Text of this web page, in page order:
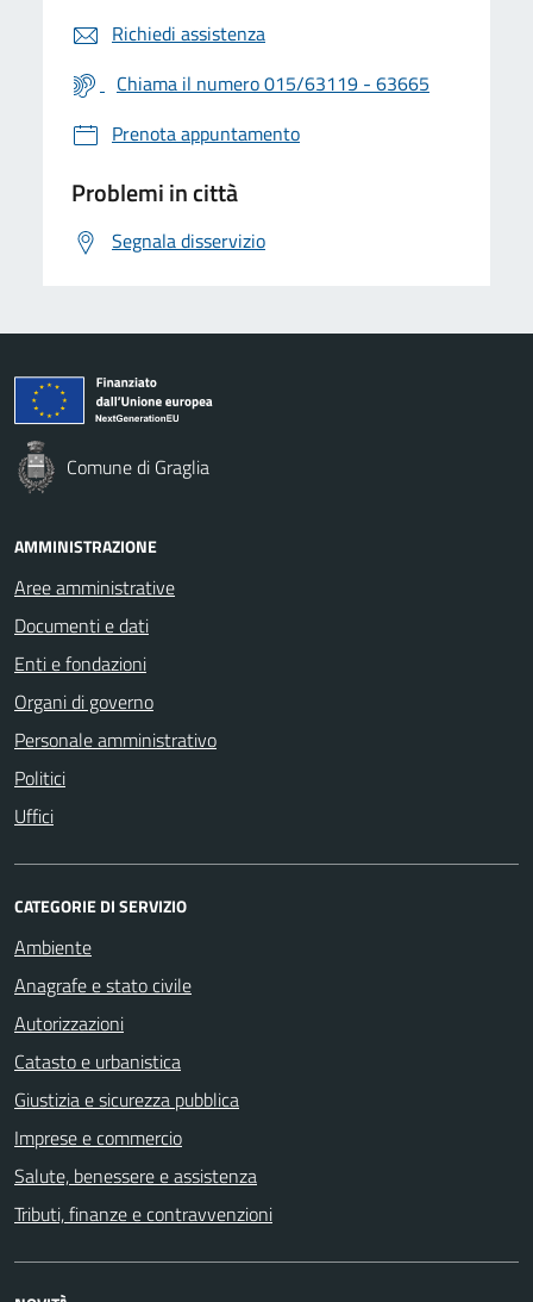
Richiedi assistenza
Chiama il numero 015/63119 - 63665
Prenota appuntamento
Problemi in città
Segnala disservizio
Comune di Graglia
AMMINISTRAZIONE
Aree amministrative
Documenti e dati
Enti e fondazioni
Organi di governo
Personale amministrativo
Politici
Uffici
CATEGORIE DI SERVIZIO
Ambiente
Anagrafe e stato civile
Autorizzazioni
Catasto e urbanistica
Giustizia e sicurezza pubblica
Imprese e commercio
Salute, benessere e assistenza
Tributi, finanze e contravvenzioni